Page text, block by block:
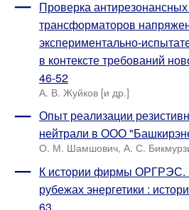
Проверка антирезонансных
трансформаторов
экспериментально-
в контексте требований
46-52
А. В. Жуйков [и др.]
Опыт реализации
нейтрали в ООО
О. М. Шамшович, А. С.
К истории фирмы ОРГРЭС.
рубежах энергетики :